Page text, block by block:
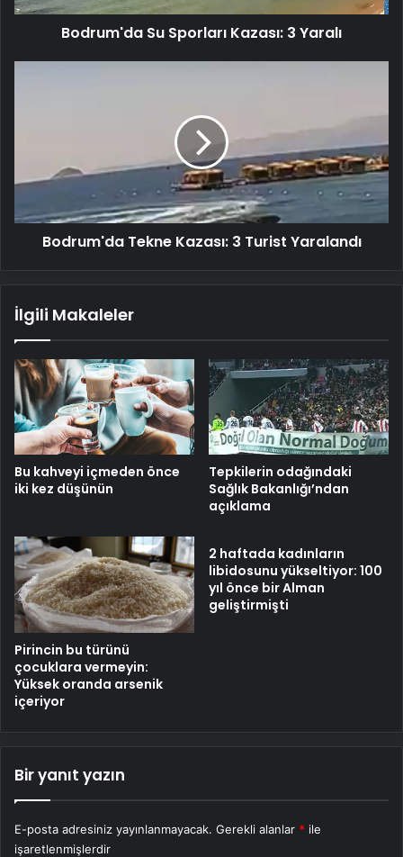
Bodrum'da Su Sporları Kazası: 3 Yaralı
Bodrum'da Tekne Kazası: 3 Turist Yaralandı
İlgili Makaleler
Bu kahveyi içmeden önce
iki kez düşünün
Tepkilerin odağındaki
Sağlık Bakanlığı’ndan
açıklama
Pirincin bu türünü
çocuklara vermeyin:
Yüksek oranda arsenik
içeriyor
2 haftada kadınların
libidosunu yükseltiyor: 100
yıl önce bir Alman
geliştirmişti
Bir yanıt yazın
E-posta adresiniz yayınlanmayacak. Gerekli alanlar * ile
işaretlenmişlerdir